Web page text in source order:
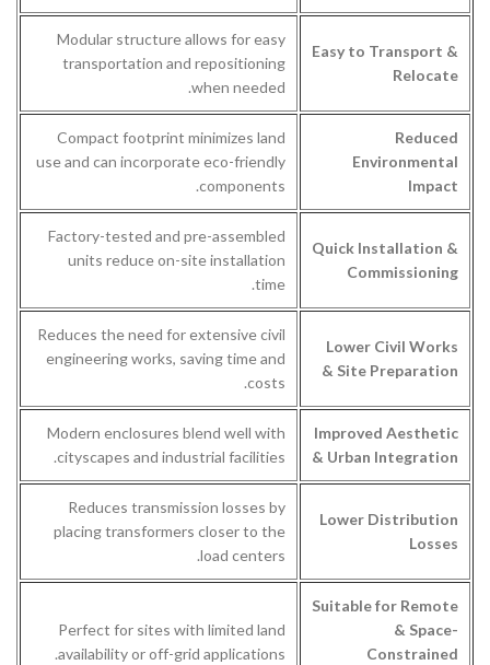
Easy to Transport &
Relocate
Modular structure allows for easy
transportation and repositioning
when needed.
Reduced
Environmental
Impact
Compact footprint minimizes land
use and can incorporate eco-friendly
components.
Quick Installation &
Commissioning
Factory-tested and pre-assembled
units reduce on-site installation
time.
Lower Civil Works
& Site Preparation
Reduces the need for extensive civil
engineering works, saving time and
costs.
Improved Aesthetic
& Urban Integration
Modern enclosures blend well with
cityscapes and industrial facilities.
Lower Distribution
Losses
Reduces transmission losses by
placing transformers closer to the
load centers.
Suitable for Remote
& Space-
Constrained
Perfect for sites with limited land
availability or off-grid applications.